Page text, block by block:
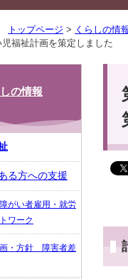
トップページ > くらしの情
福祉計画を策定しました
の情報
る方への支援
がい者雇用・就労
ワーク
・方針 障害者差